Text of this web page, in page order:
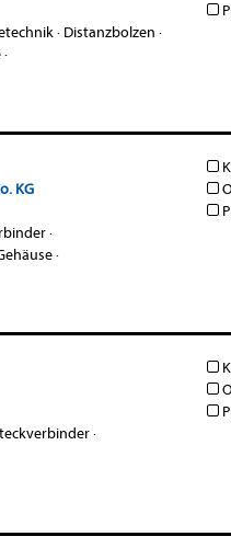
· Distanzbolzen ·
·
KG
·
·
·